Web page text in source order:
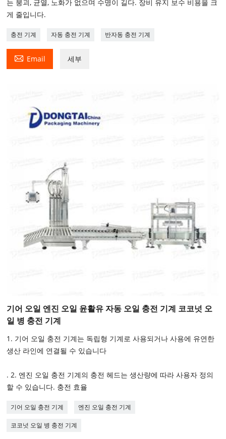
는 붕괴, 균열, 노화가 없으며 수명이 길다. 장비 유지 보수 비용을 크
게 줄입니다.
충전 기계 자동 충전 기계 반자동 충전 기계
 Email 세부
기어 오일 엔진 오일 윤활유 자동 오일 충전 기계 코코넛 오
일 병 충전 기계
1. 기어 오일 충전 기계는 독립형 기계로 사용되거나 사용에 유연한
생산 라인에 연결될 수 있습니다
. 2. 엔진 오일 충전 기계의 충전 헤드는 생산량에 따라 사용자 정의
할 수 있습니다. 충전 효율
기어 오일 충전 기계 엔진 오일 충전 기계
코코넛 오일 병 충전 기계